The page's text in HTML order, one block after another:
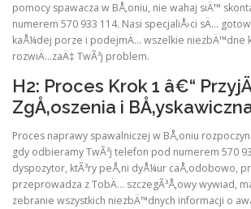
pomocy spawacza w BÅ‚oniu, nie wahaj siÄ™
numerem 570 933 114. Nasi specjaliÅ›ci sÄ…
kaÅ¼dej porze i podejmÄ… wszelkie niezbÄ™dne
rozwiÄ…zaÄ‡ TwÃ³j problem.
H2: Proces Krok 1 â€“
ZgÅ‚oszenia i
Proces naprawy spawalniczej w BÅ‚oniu
gdy odbieramy TwÃ³j telefon pod numerem 570
dyspozytor, ktÃ³ry peÅ‚ni dyÅ¼ur caÅ‚odobowo,
przeprowadza z TobÄ… szczegÃ³Å‚owy wywiad,
zebranie wszystkich niezbÄ™dnych informacji o